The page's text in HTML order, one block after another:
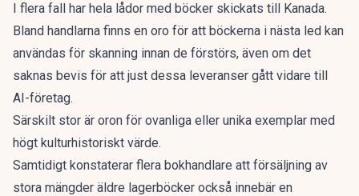
I flera fall har hela lådor med böcker skickats till Kanada.
Bland handlarna finns en oro för att böckerna i nästa led kan
användas för skanning innan de förstörs, även om det
saknas bevis för att just dessa leveranser gått vidare till
AI-företag.
Särskilt stor är oron för ovanliga eller unika exemplar med
högt kulturhistoriskt värde.
Samtidigt konstaterar flera bokhandlare att försäljning av
stora mängder äldre lagerböcker också innebär en